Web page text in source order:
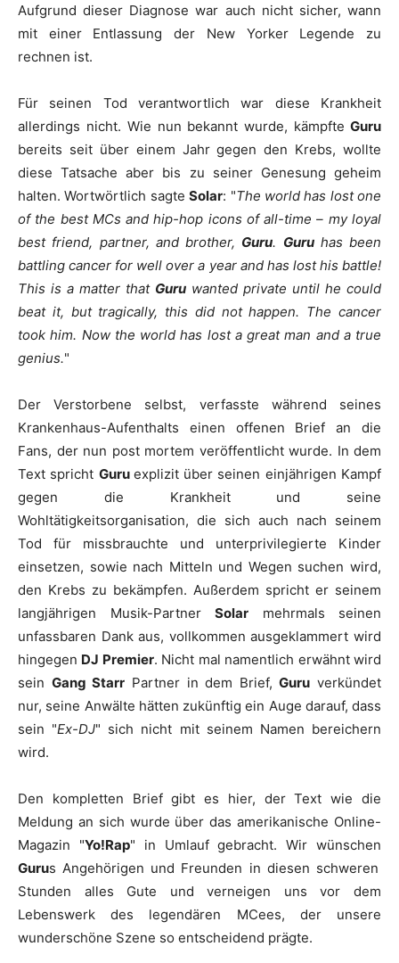
Aufgrund dieser Diagnose war auch nicht sicher, wann
mit einer Entlassung der New Yorker Legende zu
rechnen ist.
Für seinen Tod verantwortlich war diese Krankheit
allerdings nicht. Wie nun bekannt wurde, kämpfte Guru
bereits seit über einem Jahr gegen den Krebs, wollte
diese Tatsache aber bis zu seiner Genesung geheim
halten. Wortwörtlich sagteSolar: "The world has lost one
of the best MCs and hip-hop icons of all-time – my loyal
best friend, partner, and brother, Guru. Guruhas been
battling cancer for well over a year and has lost his battle!
This is a matter that Guru wanted private until he could
beat it, but tragically, this did not happen. The cancer
took him. Now the world has lost a great man and a true
genius."
Der Verstorbene selbst, verfasste während seines
Krankenhaus-Aufenthalts einen offenen Brief an die
Fans, der nun post mortem veröffentlicht wurde. In dem
Text spricht Guru explizit über seinen einjährigen Kampf
gegen die Krankheit und seine
Wohltätigkeitsorganisation, die sich auch nach seinem
Tod für missbrauchte und unterprivilegierte Kinder
einsetzen, sowie nach Mitteln und Wegen suchen wird,
den Krebs zu bekämpfen. Außerdem spricht er seinem
langjährigen Musik-Partner Solar mehrmals seinen
unfassbaren Dank aus, vollkommen ausgeklammert wird
hingegen DJ Premier. Nicht mal namentlich erwähnt wird
sein Gang Starr Partner in dem Brief,Guru verkündet
nur, seine Anwälte hätten zukünftig ein Auge darauf, dass
sein "Ex-DJ" sich nicht mit seinem Namen bereichern
wird.
Den kompletten Brief gibt es hier, der Text wie die
Meldung an sich wurde über das amerikanische Online-
Magazin "Yo!Rap" in Umlauf gebracht. Wir wünschen
Gurus Angehörigen und Freunden in diesen schweren
Stunden alles Gute und verneigen uns vor dem
Lebenswerk des legendären MCees, der unsere
wunderschöne Szene so entscheidend prägte.